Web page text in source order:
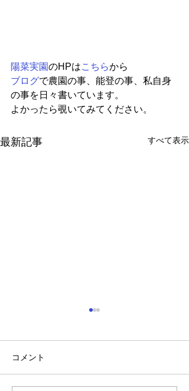
陽菜実園のHPはこちらから
ブログで農園の事、能登の事、私自身
の事を日々書いています。
よかったら覗いてみてください。
最新記事 すべて表示
陽菜実園の2024年
コメント